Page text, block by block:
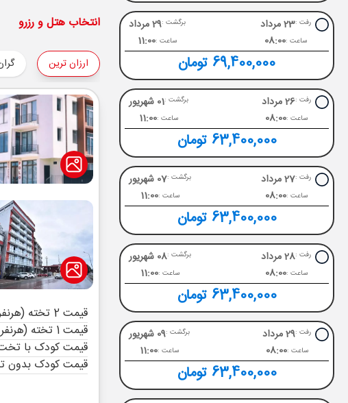
رفت :23 مرداد
ساعت :08:00
برگشت :29 مرداد
ساعت :11:00
69,400,000 تومان
رفت :26 مرداد
ساعت :08:00
برگشت :01 شهریور
ساعت :11:00
63,400,000 تومان
رفت :27 مرداد
ساعت :08:00
برگشت :07 شهریور
ساعت :11:00
63,400,000 تومان
رفت :28 مرداد
ساعت :08:00
برگشت :08 شهریور
ساعت :11:00
63,400,000 تومان
رفت :29 مرداد
ساعت :08:00
برگشت :09 شهریور
ساعت :11:00
63,400,000 تومان
انتخاب هتل و رزرو
ارزان ترین
قیمت 2 تخته (هرنفر)
قیمت 1 تخته (هرنفر)
قیمت کودک با
قیمت کودک بدون